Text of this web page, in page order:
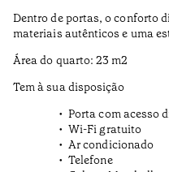
Dentro de portas, o conforto
materiais autênticos e uma
Área do quarto: 23 m2
Tem à sua disposição
Porta com acesso
Wi-Fi gratuito
Ar condicionado
Telefone